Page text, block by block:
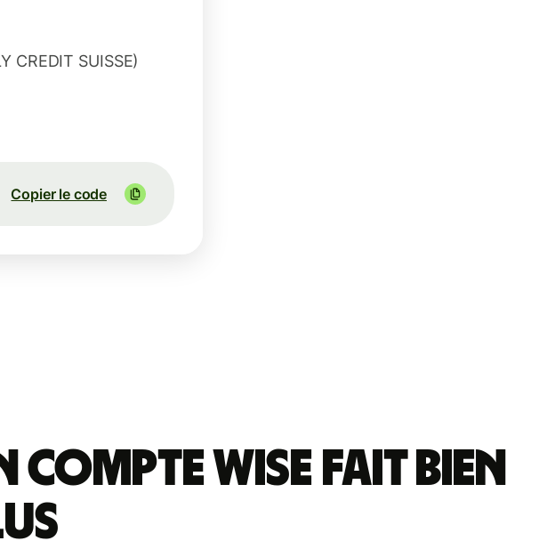
CREDIT SUISSE)
Copier le code
compte Wise fait bien